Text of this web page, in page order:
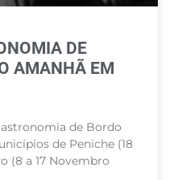
DE
AMANHÃ EM
de Bordo
de Peniche (18
(8 a 17 Novembro